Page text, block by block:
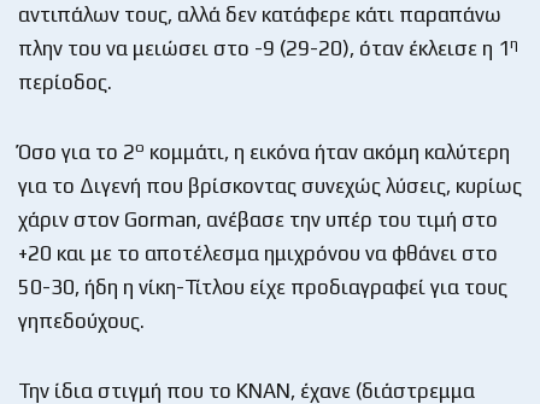
αντιπάλων τους, αλλά δεν κατάφερε κάτι παραπάνω
πλην του να μειώσει στο -9 (29-20), όταν έκλεισε η 1η
περίοδος.
Όσο για το 2ο κομμάτι, η εικόνα ήταν ακόμη καλύτερη
για το Διγενή που βρίσκοντας συνεχώς λύσεις, κυρίως
χάριν στον Gorman, ανέβασε την υπέρ του τιμή στο
+20 και με το αποτέλεσμα ημιχρόνου να φθάνει στο
50-30, ήδη η νίκη-Τίτλου είχε προδιαγραφεί για τους
γηπεδούχους.
Την ίδια στιγμή που το ΚΝΑΝ, έχανε (διάστρεμμα